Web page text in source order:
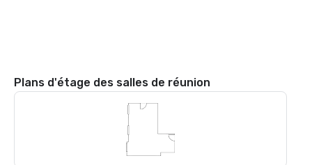
Plans d'étage des salles de réunion